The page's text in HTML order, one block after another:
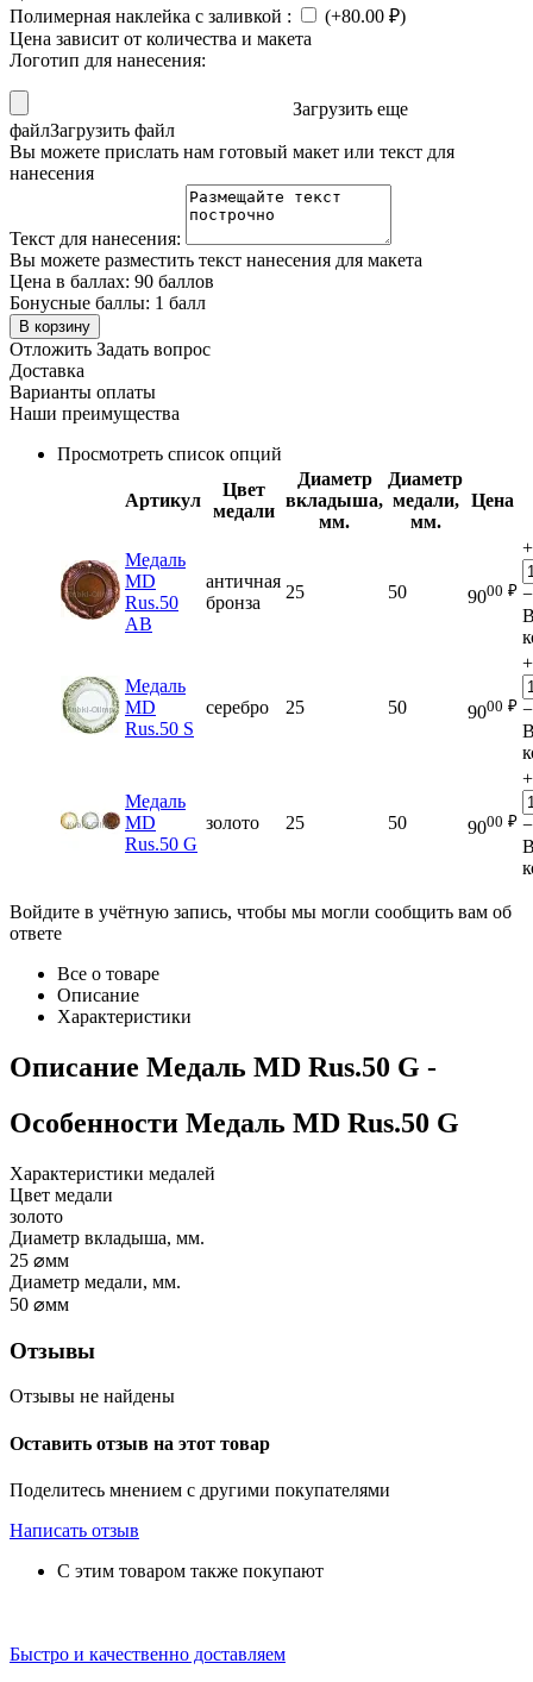
Полимерная наклейка с заливкой : (+80.00 ₽)
Цена зависит от количества и макета
Логотип для нанесения:
Загрузить еще
файлЗагрузить файл
Вы можете прислать нам готовый макет или текст для
нанесения
Текст для нанесения:
Вы можете разместить текст нанесения для макета
Цена в баллах: 90 баллов
Бонусные баллы: 1 балл
В корзину
Отложить Задать вопрос
Доставка
Варианты оплаты
Наши преимущества
Просмотреть список опций
Артикул
Цвет
медали
Диаметр
вкладыша,
мм.
Диаметр
медали,
мм.
Цена
Медаль
MD
Rus.50
AB
античная
бронза
25 50 9000 ₽
+
−
Медаль
MD
Rus.50 S
серебро 25 50 9000 ₽
+
−
Медаль
MD
Rus.50 G
золото 25 50 9000 ₽
+
−
Войдите в учётную запись, чтобы мы могли сообщить вам об
ответе
Все о товаре
Описание
Характеристики
Описание Медаль MD Rus.50 G -
Особенности Медаль MD Rus.50 G
Характеристики медалей
Цвет медали
золото
Диаметр вкладыша, мм.
25 ⌀мм
Диаметр медали, мм.
50 ⌀мм
Отзывы
Отзывы не найдены
Оставить отзыв на этот товар
Поделитесь мнением с другими покупателями
Написать отзыв
С этим товаром также покупают
Быстро и качественно доставляем